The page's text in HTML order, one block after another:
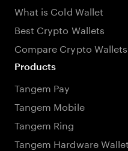
What is Cold Wallet
Best Crypto Wallets
Compare Crypto Wallets
Products
Tangem Pay
Tangem Mobile
Tangem Ring
Tangem Hardware Wallet